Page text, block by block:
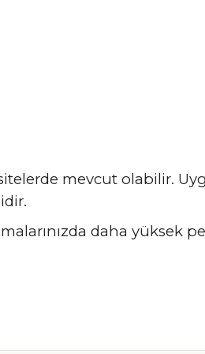
mevcut olabilir.
daha yüksek